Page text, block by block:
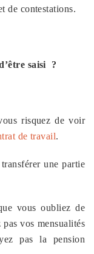
de contestations.
saisi ?
risquez de voir
de travail.
une partie
vous oubliez de
vos mensualités
pas la pension